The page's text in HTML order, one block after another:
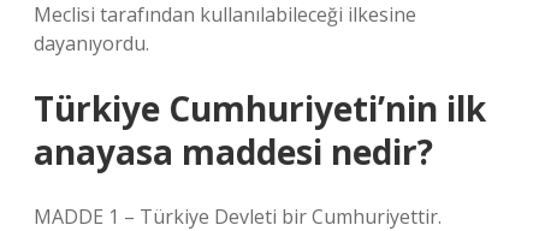
Meclisi tarafından kullanılabileceği ilkesine
dayanıyordu.
Türkiye Cumhuriyeti’nin ilk
anayasa maddesi nedir?
MADDE 1 – Türkiye Devleti bir Cumhuriyettir.